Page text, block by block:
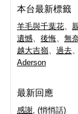
本台最新標籤
羊毛與千葉花、
遺憾、 後悔、 無
越大吉嶺、 過去、
Aderson
最新回應
感謝, (悄悄話)